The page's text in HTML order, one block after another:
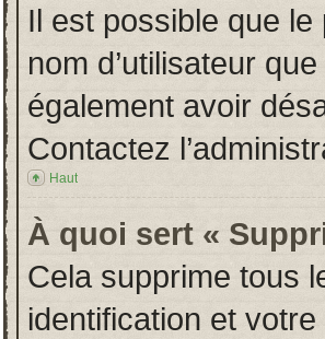
Il est possible que
nom d’utilisateur
également avoir
Contactez
Haut
À quoi sert «
Cela supprime tous
identification et